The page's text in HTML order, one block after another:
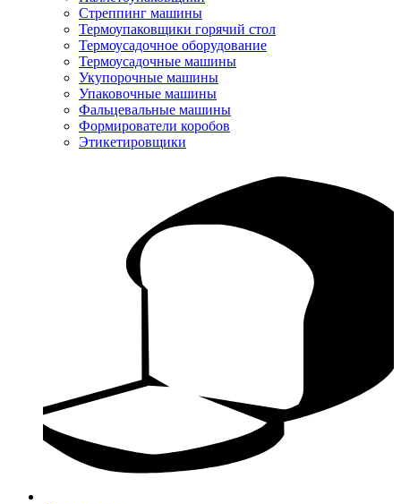
Стреппинг машины
Термоупаковщики горячий стол
Термоусадочное оборудование
Термоусадочные машины
Укупорочные машины
Упаковочные машины
Фальцевальные машины
Формирователи коробов
Этикетировщики